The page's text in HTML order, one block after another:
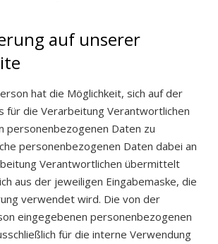
auf unserer
hat die Möglichkeit, sich auf der
für die Verarbeitung Verantwortlichen
personenbezogenen Daten zu
personenbezogenen Daten dabei an
Verantwortlichen übermittelt
aus der jeweiligen Eingabemaske, die
verwendet wird. Die von der
eingegebenen personenbezogenen
für die interne Verwendung